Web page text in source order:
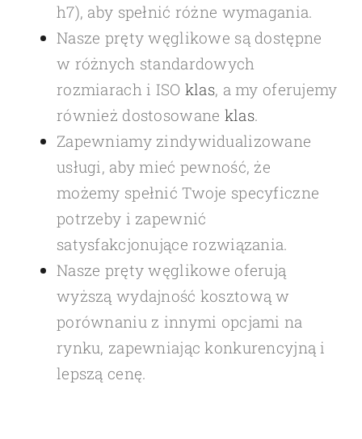
h7), aby spełnić różne wymagania.
Nasze pręty węglikowe są dostępne
w różnych standardowych
rozmiarach i ISO klas, a my oferujemy
również dostosowane klas.
Zapewniamy zindywidualizowane
usługi, aby mieć pewność, że
możemy spełnić Twoje specyficzne
potrzeby i zapewnić
satysfakcjonujące rozwiązania.
Nasze pręty węglikowe oferują
wyższą wydajność kosztową w
porównaniu z innymi opcjami na
rynku, zapewniając konkurencyjną i
lepszą cenę.